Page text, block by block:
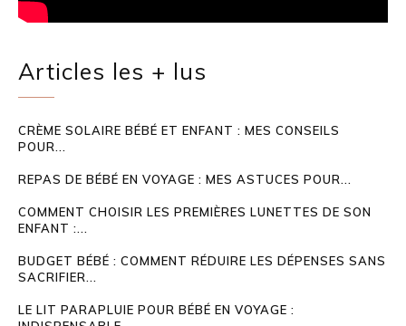
Articles les + lus
CRÈME SOLAIRE BÉBÉ ET ENFANT : MES CONSEILS
POUR...
REPAS DE BÉBÉ EN VOYAGE : MES ASTUCES POUR...
COMMENT CHOISIR LES PREMIÈRES LUNETTES DE SON
ENFANT :...
BUDGET BÉBÉ : COMMENT RÉDUIRE LES DÉPENSES SANS
SACRIFIER...
LE LIT PARAPLUIE POUR BÉBÉ EN VOYAGE :